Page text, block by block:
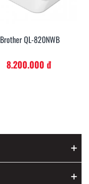
Brother QL-820NWB
8.200.000 đ